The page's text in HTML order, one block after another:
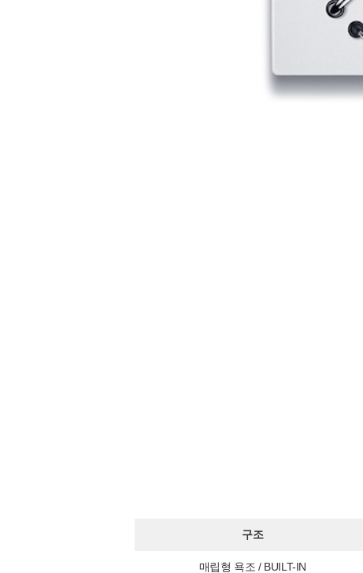
구조
매립형 욕조 / BUILT-IN